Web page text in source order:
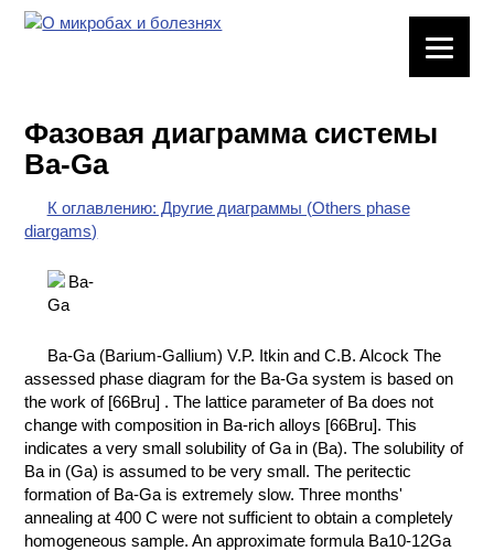
ХИМИЧЕСКАЯ
ПОСУДА
ВРЕДНЫЕ
ФАКТОРЫ
ХИМИЯ НА
ПРОИЗВОДСТВЕ
И ХИМИЧЕСКАЯ
ТЕХНОЛОГИЯ
КОНТАКТЫ
Фазовая диаграмма системы
Ba-Ga
К оглавлению: Другие диаграммы (Others phase
diargams)
Ba-Ga (Barium-Gallium) V.P. Itkin and C.B. Alcock The
assessed phase diagram for the Ba-Ga system is based on
the work of [66Bru] . The lattice parameter of Ba does not
change with composition in Ba-rich alloys [66Bru]. This
indicates a very small solubility of Ga in (Ba). The solubility of
Ba in (Ga) is assumed to be very small. The peritectic
formation of Ba-Ga is extremely slow. Three months'
annealing at 400 C were not sufficient to obtain a completely
homogeneous sample. An approximate formula Ba10-12Ga